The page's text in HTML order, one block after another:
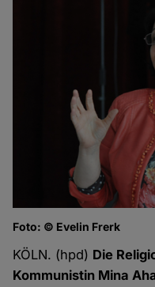
Foto: © Evelin Frerk
KÖLN. (hpd) Die
Kommunistin Mina